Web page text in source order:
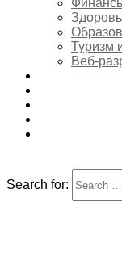
Туризм
Веб-
Search for: